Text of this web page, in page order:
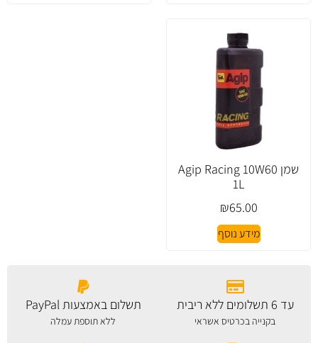
שמן Agip Racing 10W60
1L
₪65.00
מידע נוסף
עד 6 תשלומים ללא ריבית
בקנייה בכרטיס אשראי
תשלום באמצעות PayPal
ללא תוספת עמלה